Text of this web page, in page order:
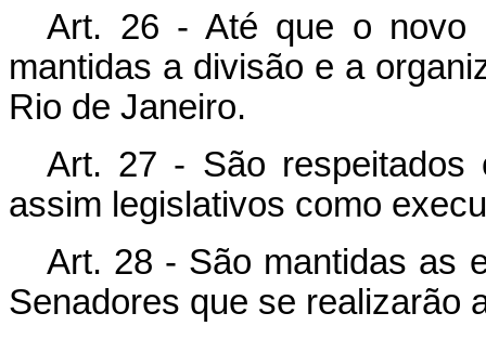
Art. 26 - Até que o novo
mantidas a divisão e a
Rio de Janeiro.
Art. 27 - São respeitados
assim legislativos como
Art. 28 - São mantidas as
Senadores que se realizarão